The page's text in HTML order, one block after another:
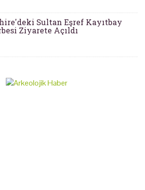
Sultan Eşref Kayıtbay
Ziyarete Açıldı